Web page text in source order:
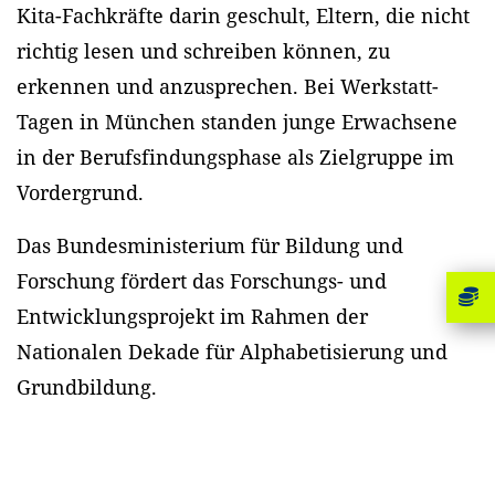
Kita-Fachkräfte darin geschult, Eltern, die nicht
richtig lesen und schreiben können, zu
erkennen und anzusprechen. Bei Werkstatt-
Tagen in München standen junge Erwachsene
in der Berufsfindungsphase als Zielgruppe im
Vordergrund.
Das Bundesministerium für Bildung und
Forschung fördert das Forschungs- und
Entwicklungsprojekt im Rahmen der
Nationalen Dekade für Alphabetisierung und
Grundbildung.